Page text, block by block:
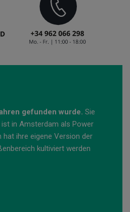
gefunden wurde. Sie
ist in Amsterdam als Power
hat ihre eigene Version der
kultiviert werden